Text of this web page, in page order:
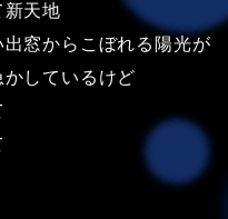
新天地
出窓からこぼれる陽光が
しているけど